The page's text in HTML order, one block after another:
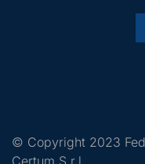
© Copyright 2023